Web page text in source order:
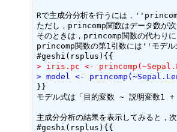
Rで主成分分析を行うには，
ただし，princomp関数はデータ数
そのときは，princomp関数の代わり
princomp関数の第1引数には''モデル
> iris.pc <-
> model <-
}}
モデル式は「目的変数 ~ 説明変数1 +
主成分分析の結果を表示してみると，